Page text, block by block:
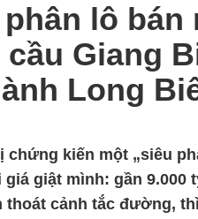
lô bán
Giang
Long
chứng kiến một „siêu
giá giật mình: gần
thoát cảnh tắc đường,